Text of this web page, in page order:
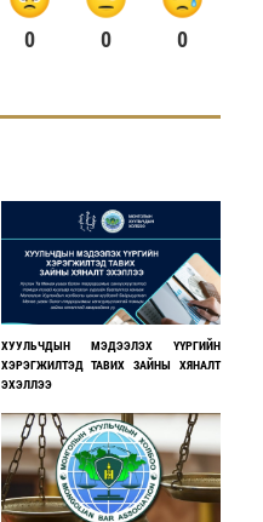
0 0 0
ХУУЛЬЧДЫН МЭДЭЭЛЭХ ҮҮРГИЙН
ХЭРЭГЖИЛТЭД ТАВИХ ЗАЙНЫ ХЯНАЛТ
ЭХЭЛЛЭЭ